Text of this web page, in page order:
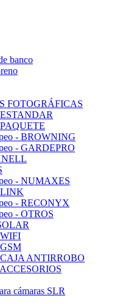
banco
FOTOGRÁFICAS
ESTANDAR
PAQUETE
- BROWNING
- GARDEPRO
- NUMAXES
- RECONYX
- OTROS
WIFI
CAJA ANTIRROBO
ACCESORIOS
cámaras SLR